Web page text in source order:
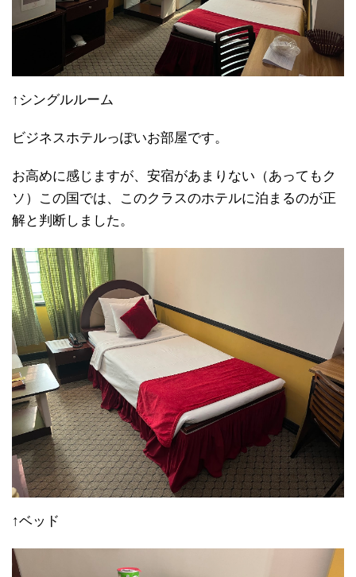
↑シングルルーム
ビジネスホテルっぽいお部屋です。
お高めに感じますが、安宿があまりない（あってもク
ソ）この国では、このクラスのホテルに泊まるのが正
解と判断しました。
↑ベッド